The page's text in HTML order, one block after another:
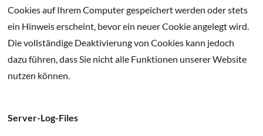
Cookies auf Ihrem Computer gespeichert werden oder stets
ein Hinweis erscheint, bevor ein neuer Cookie angelegt wird.
Die vollständige Deaktivierung von Cookies kann jedoch
dazu führen, dass Sie nicht alle Funktionen unserer Website
nutzen können.
Server-Log-Files